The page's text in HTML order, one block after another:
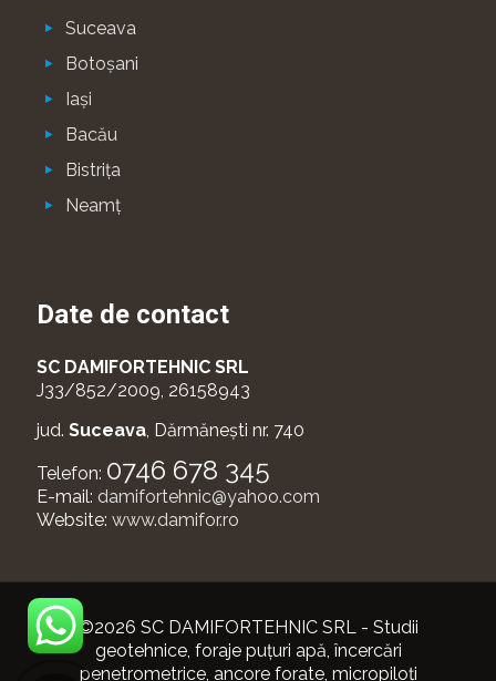
Suceava
Botoşani
Iaşi
Bacău
Bistriţa
Neamţ
Date de contact
SC DAMIFORTEHNIC SRL
J33/852/2009, 26158943
jud. Suceava, Dărmănești nr. 740
Telefon: 0746 678 345
E-mail: damifortehnic@yahoo.com
Website: www.damifor.ro
©2026 SC DAMIFORTEHNIC SRL - Studii
geotehnice, foraje puţuri apă, încercări
penetrometrice, ancore forate, micropiloţi